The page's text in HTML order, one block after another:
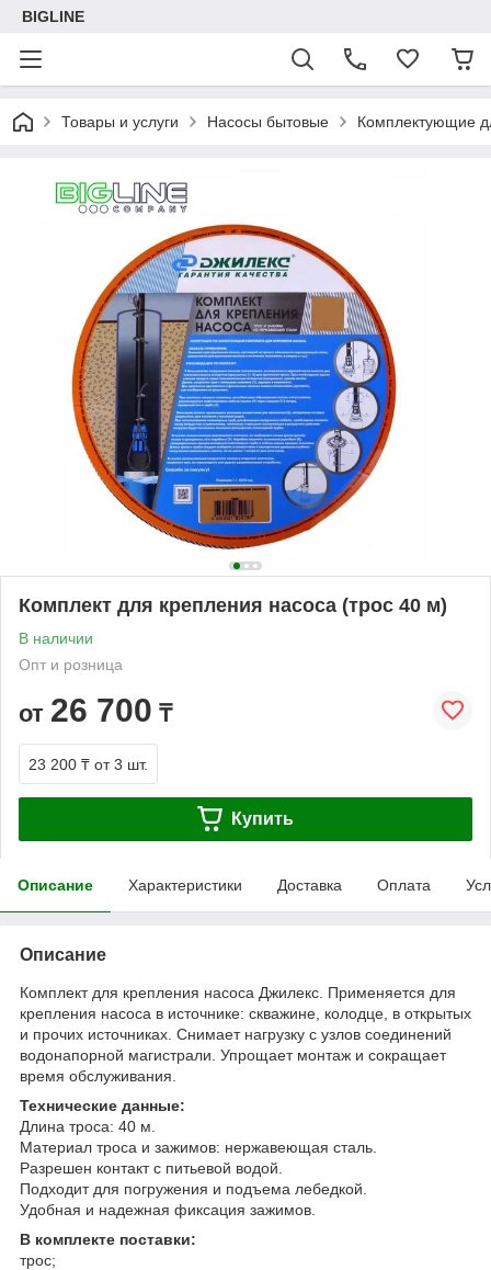
BIGLINE
Товары и услуги Насосы бытовые Комплектующие
Комплект для крепления насоса (трос 40 м)
В наличии
Опт и розница
от 26 700 ₸
23 200 ₸ от 3 шт.
Купить
Описание Характеристики Доставка Оплата
Описание
Комплект для крепления насоса Джилекс. Применяется для
крепления насоса в источнике: скважине, колодце, в открытых
и прочих источниках. Снимает нагрузку с узлов соединений
водонапорной магистрали. Упрощает монтаж и сокращает
время обслуживания.
Технические данные:
Длина троса: 40 м.
Материал троса и зажимов: нержавеющая сталь.
Разрешен контакт с питьевой водой.
Подходит для погружения и подъема лебедкой.
Удобная и надежная фиксация зажимов.
В комплекте поставки:
трос;